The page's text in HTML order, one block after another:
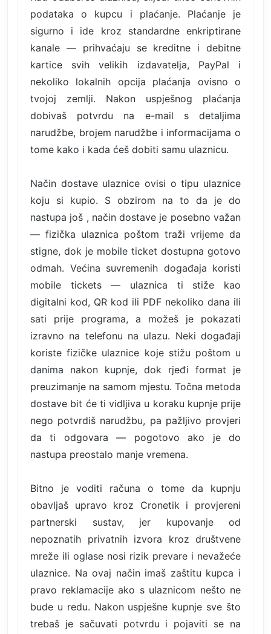
podataka o kupcu i plaćanje. Plaćanje je
sigurno i ide kroz standardne enkriptirane
kanale — prihvaćaju se kreditne i debitne
kartice svih velikih izdavatelja, PayPal i
nekoliko lokalnih opcija plaćanja ovisno o
tvojoj zemlji. Nakon uspješnog plaćanja
dobivaš potvrdu na e-mail s detaljima
narudžbe, brojem narudžbe i informacijama o
tome kako i kada ćeš dobiti samu ulaznicu.
Način dostave ulaznice ovisi o tipu ulaznice
koju si kupio. S obzirom na to da je do
nastupa još , način dostave je posebno važan
— fizička ulaznica poštom traži vrijeme da
stigne, dok je mobile ticket dostupna gotovo
odmah. Većina suvremenih događaja koristi
mobile tickets — ulaznica ti stiže kao
digitalni kod, QR kod ili PDF nekoliko dana ili
sati prije programa, a možeš je pokazati
izravno na telefonu na ulazu. Neki događaji
koriste fizičke ulaznice koje stižu poštom u
danima nakon kupnje, dok rjeđi format je
preuzimanje na samom mjestu. Točna metoda
dostave bit će ti vidljiva u koraku kupnje prije
nego potvrdiš narudžbu, pa pažljivo provjeri
da ti odgovara — pogotovo ako je do
nastupa preostalo manje vremena.
Bitno je voditi računa o tome da kupnju
obavljaš upravo kroz Cronetik i provjereni
partnerski sustav, jer kupovanje od
nepoznatih privatnih izvora kroz društvene
mreže ili oglase nosi rizik prevare i nevažeće
ulaznice. Na ovaj način imaš zaštitu kupca i
pravo reklamacije ako s ulaznicom nešto ne
bude u redu. Nakon uspješne kupnje sve što
trebaš je sačuvati potvrdu i pojaviti se na